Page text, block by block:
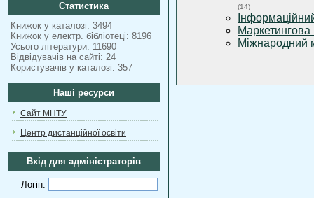
Статистика
Книжок у каталозі: 3494
Книжок у електр. бібліотеці: 8196
Усього літератури: 11690
Відвідувачів на сайті: 24
Користувачів у каталозі: 357
Наші ресурси
Сайт МНТУ
Центр дистанційної освіти
Вхід для адміністраторів
Логін:
(14)
Маркетингова
Міжнародний